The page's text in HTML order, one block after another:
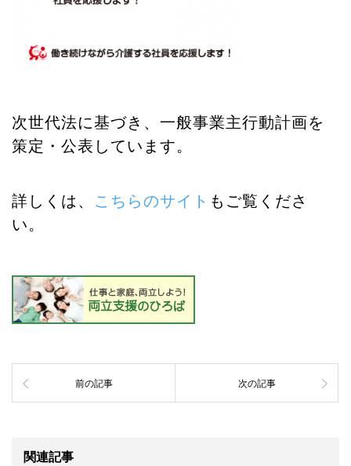
次世代法に基づき、一般事業主行動計画を
策定・公表しています。
詳しくは、 こちらのサイト もご覧くださ
い。
前の記事 次の記事
関連記事